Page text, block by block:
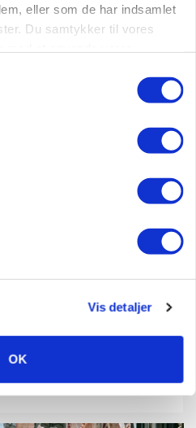
eller som de har indsamlet
Du samtykker til vores
Vis detaljer
OK
svagere